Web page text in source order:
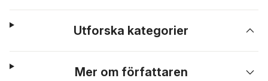
Utforska kategorier
Mer om författaren